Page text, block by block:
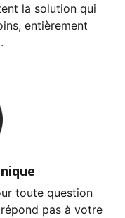
la solution qui
entièrement
toute question
pas à votre